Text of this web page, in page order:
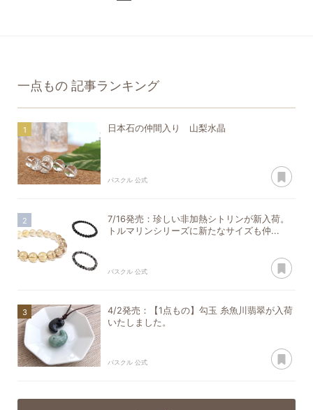
一点もの 記事ランキング
日本石の仲間入り 山梨水晶
パスクル 公式
7/16発売：珍しい非加熱シトリンが新入荷。
トルマリンシリーズに新たなサイズも仲...
パスクル 公式
4/2発売：【1点もの】勾玉 糸魚川翡翠が入荷
いたしました。
パスクル 公式